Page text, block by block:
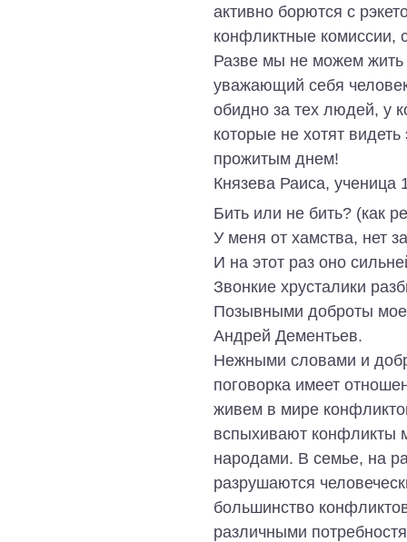
активно борются с
конфликтные комиссии,
Разве мы не можем
уважающий себя
обидно за тех людей, у
которые не хотят
прожитым днем!
Князева Раиса,
Бить или не бить? (как
У меня от хамства, нет
И на этот раз оно
Звонкие хрусталики
Позывными доброты
Андрей Дементьев.
Нежными словами и
поговорка имеет
живем в мире
вспыхивают
народами. В семье, на
разрушаются
большинство
различными